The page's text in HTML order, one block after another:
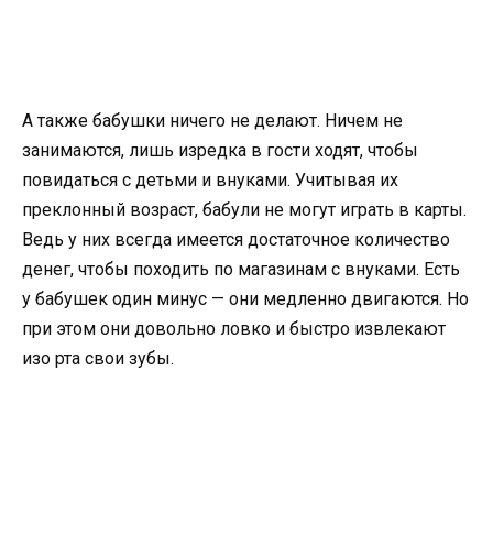
А также бабушки ничего не делают. Ничем не
занимаются, лишь изредка в гости ходят, чтобы
повидаться с детьми и внуками. Учитывая их
преклонный возраст, бабули не могут играть в карты.
Ведь у них всегда имеется достаточное количество
денег, чтобы походить по магазинам с внуками. Есть
у бабушек один минус — они медленно двигаются. Но
при этом они довольно ловко и быстро извлекают
изо рта свои зубы.